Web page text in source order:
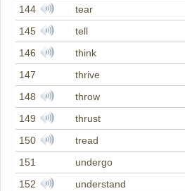
144
tear
145
tell
146
think
147
thrive
148
throw
149
thrust
150
tread
151
undergo
152
understand